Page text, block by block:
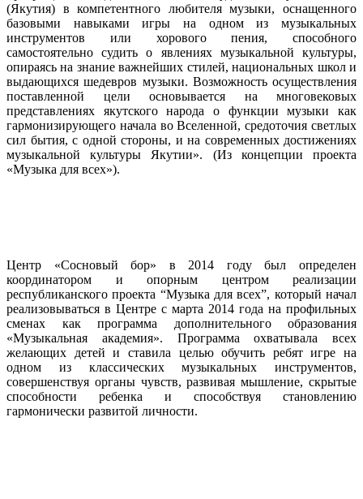
(Якутия) в компетентного любителя музыки, оснащенного
базовыми навыками игры на одном из музыкальных
инструментов или хорового пения, способного
самостоятельно судить о явлениях музыкальной культуры,
опираясь на знание важнейших стилей, национальных школ и
выдающихся шедевров музыки. Возможность осуществления
поставленной цели основывается на многовековых
представлениях якутского народа о функции музыки как
гармонизирующего начала во Вселенной, средоточия светлых
сил бытия, с одной стороны, и на современных достижениях
музыкальной культуры Якутии». (Из концепции проекта
«Музыка для всех»).
Центр «Сосновый бор» в 2014 году был определен
координатором и опорным центром реализации
республиканского проекта “Музыка для всех”, который начал
реализовываться в Центре с марта 2014 года на профильных
сменах как программа дополнительного образования
«Музыкальная академия». Программа охватывала всех
желающих детей и ставила целью обучить ребят игре на
одном из классических музыкальных инструментов,
совершенствуя органы чувств, развивая мышление, скрытые
способности ребенка и способствуя становлению
гармонически развитой личности.